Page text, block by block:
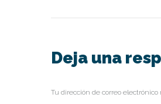
Deja una
Tu dirección de correo